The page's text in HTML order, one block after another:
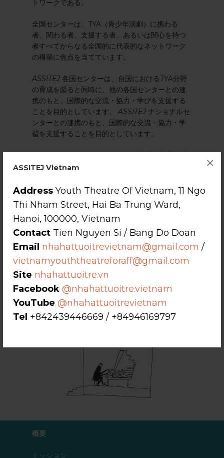
ASSITEJ Vietnam
Address Youth Theatre Of Vietnam, 11 Ngo
Thi Nham Street, Hai Ba Trung Ward,
Hanoi, 100000, Vietnam
Contact Tien Nguyen Si / Bang Do Doan
Email nhahattuoitrevietnam@gmail.com /
vietnamyouththeatreforaff@gmail.com
Site nhahattuoitre.vn
Facebook @nhahattuoitre.vietnam
YouTube @nhahattuoitrevietnam
Tel +842439446669 / +84946169797
×
トワークである。
全国センターは、TYA（青少年演劇）に携わる
者、関わる者、支援する者、あるいは関心を持つ
者すべてからなる全国的に代表的なネットワーク
の構築に焦点を当てています。
ASSITEJ 各国センターは、自国におけるTYA分野
の育成を図ると同時に、他の各国センターとの連
携のもと、国際的な交流・協力・学びを支援する
ことを目的としています。ASSITEJ ナショナルセ
ンターとの連携のもと、国際的な交流・協力・学
習を支援することを目的としています。
ASSITEJ、ナショナルセンターの設立・維持・刷
新を支援するため「
運営指針となるよう設計されています。ASSITEJ
ナショナルセンターの立ち上げ方法を示すととも
に、既存センターが運営を見直し、新たな発想を
得る手段となることを目的としています。
概要
ミッション